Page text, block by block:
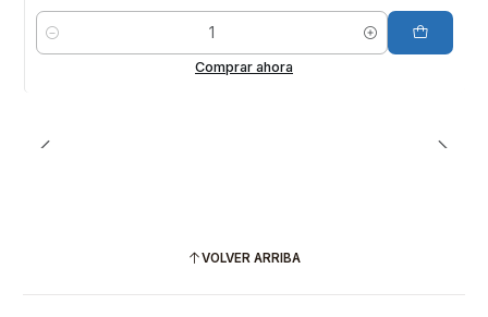
Cantidad
Comprar ahora
VOLVER ARRIBA